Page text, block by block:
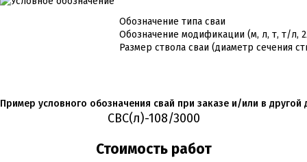
Обозначение типа сваи
Обозначение модификации (м, л, т, т/л,
Размер ствола сваи (диаметр сечения
Пример условного обозначения свай при заказе и/или в другой
СВС(л)-108/3000
Стоимость работ